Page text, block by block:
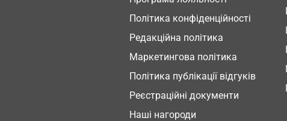
Політика конфіденційності
Редакційна політика
Маркетингова політика
Політика публікації відгуків
Реєстраційні документи
Наші нагороди